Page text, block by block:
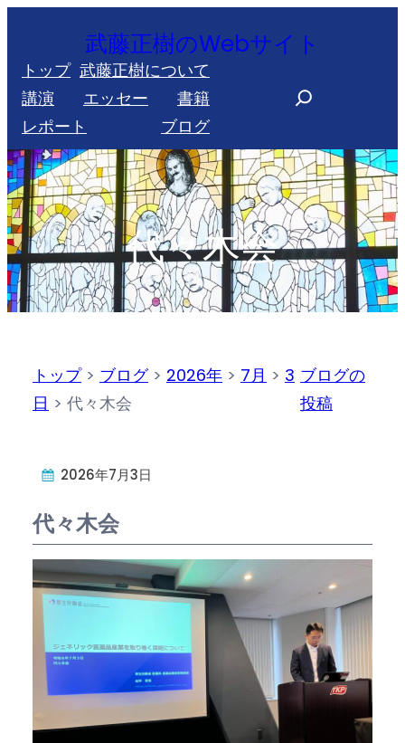
を
ス
キ
ッ
プ
武藤正樹のWebサイト
トップ 武藤正樹について
講演
エッセー
書籍
レポート
ブログ
r
c
h
代々木会
トップ> ブログ> 2026年 > 7月 > 3
日 > 代々木会
ブログの
投稿
2026年7月3日
代々木会